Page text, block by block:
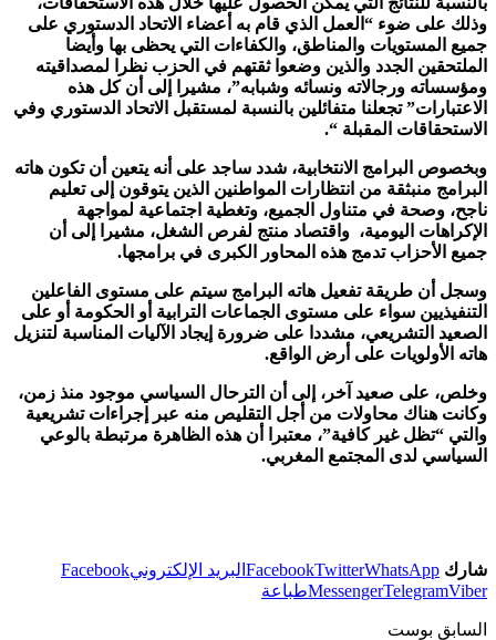
وذلك على ضوء “العمل الذي قام به أعضاء الاتحاد الدستوري على
جميع المستويات والمناطق، والكفاءات التي يحظى بها وأيضا
الملتحقين الجدد والذين وضعوا ثقتهم في الحزب نظرا لمصداقيته
ومؤسساته ورجالاته ونسائه وشبابه”، مشيرا إلى أن كل هذه
الاعتبارات” تجعلنا متفائلين بالنسبة لمستقبل الاتحاد الدستوري وفي
الاستحقاقات المقبلة “.
وبخصوص البرامج الانتخابية، شدد ساجد على أنه يتعين أن تكون هاته
البرامج منبثقة من انتظارات المواطنين الذين يتوقون إلى تعليم
ناجح، وصحة في متناول الجميع، وتغطية اجتماعية لمواجهة
الإكراهات اليومية، واقتصاد منتج لفرص الشغل، مشيرا إلى أن
جميع الأحزاب تدمج هذه المحاور الكبرى في برامجها.
وسجل أن طريقة تفعيل هاته البرامج سيتم على مستوى الفاعلين
التنفيذيين سواء على مستوى الجماعات الترابية أو الحكومة أو على
الصعيد التشريعي، مشددا على ضرورة إيجاد الآليات المناسبة لتنزيل
هاته الأولويات على أرض الواقع.
وخلص، على صعيد آخر، إلى أن الترحال السياسي موجود منذ زمن،
وكانت هناك محاولات من أجل التقليص منه عبر إجراءات تشريعية
والتي “تظل غير كافية”، معتبرا أن هذه الظاهرة مرتبطة بالوعي
السياسي لدى المجتمع المغربي.
شارك FacebookTwitterWhatsApp البريد الإلكترونيFacebook
MessengerTelegramViber طباعة
السابق بوست